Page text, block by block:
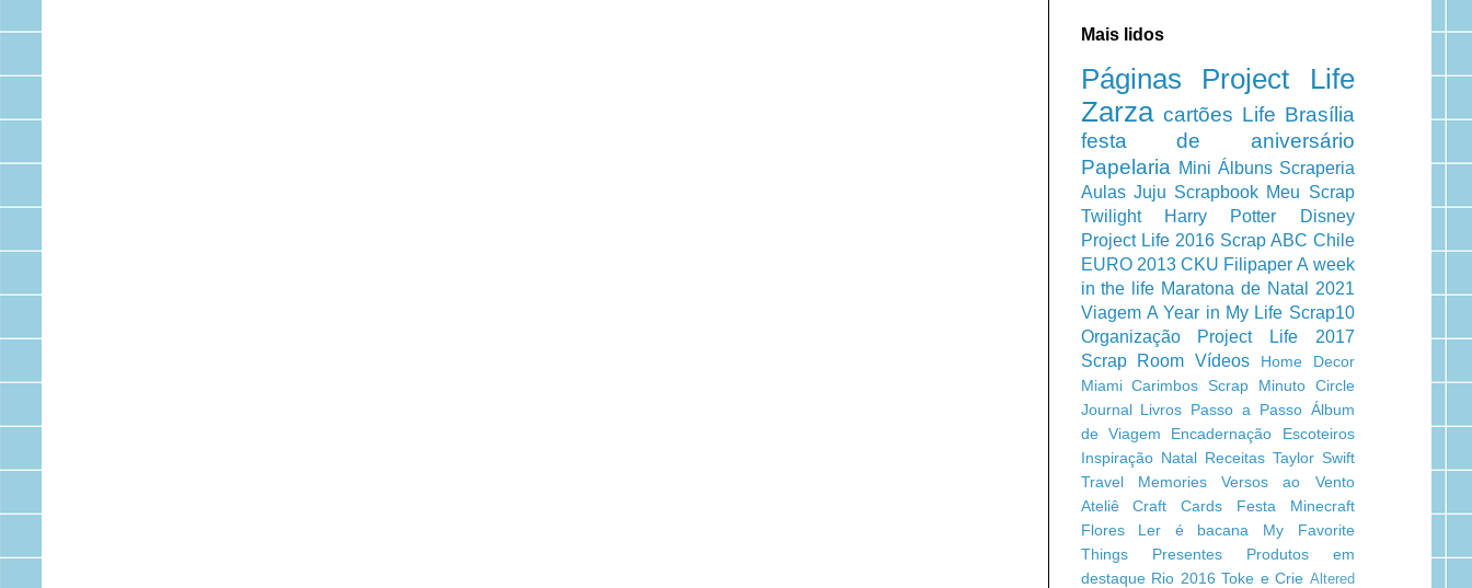
Mais lidos
Páginas
Project Life
Zarza cartões Life Brasília
festa de aniversário
Papelaria Mini Álbuns Scraperia
Aulas Juju Scrapbook Meu Scrap
Twilight
Harry Potter
Disney
Project Life 2016 Scrap ABC Chile
EURO 2013 CKU Filipaper A week
in the life Maratona de Natal 2021
Viagem A Year in My Life Scrap10
Organização
Project Life 2017
Scrap Room Vídeos
Home Decor
Miami Carimbos Scrap Minuto Circle
Journal Livros Passo a Passo Álbum
de Viagem
Encadernação
Escoteiros
Inspiração Natal Receitas Taylor Swift
Travel Memories
Versos ao Vento
Ateliê Craft
Cards
Festa Minecraft
Flores
Ler é bacana
My Favorite
Things
Presentes
Produtos em
destaque Rio 2016 Toke e Crie Altered